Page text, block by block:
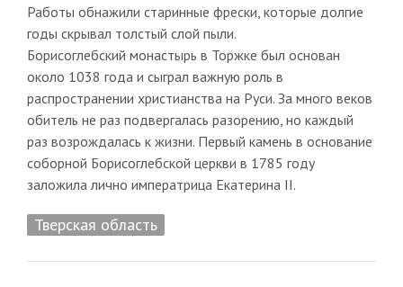
Работы обнажили старинные фрески, которые долгие
годы скрывал толстый слой пыли.
Борисоглебский монастырь в Торжке был основан
около 1038 года и сыграл важную роль в
распространении христианства на Руси. За много веков
обитель не раз подвергалась разорению, но каждый
раз возрождалась к жизни. Первый камень в основание
соборной Борисоглебской церкви в 1785 году
заложила лично императрица Екатерина II.
Тверская область